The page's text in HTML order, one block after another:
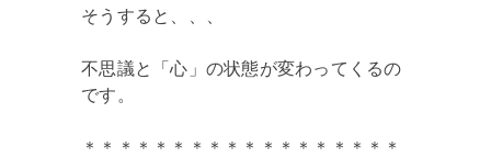
そうすると、、、
不思議と「心」の状態が変わってくるの
です。
＊＊＊＊＊＊＊＊＊＊＊＊＊＊＊＊＊＊